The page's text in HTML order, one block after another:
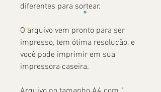
diferentes para sortear.
O arquivo vem pronto para ser
impresso, tem ótima resolução, e
você pode imprimir em sua
impressora caseira.